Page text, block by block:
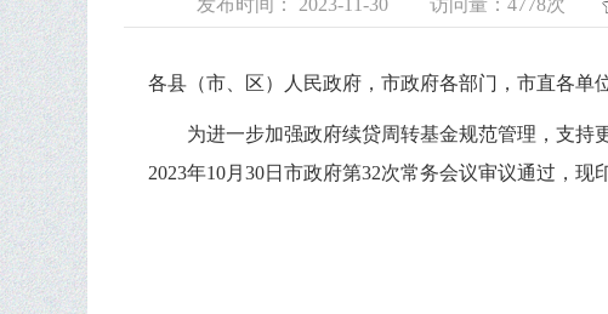
发布时间： 2023-11-30 访问量： 4778次
各县（市、区）人民政府，市政府各部门，市直各单
为进一步加强政府续贷周转基金规范管理，支持
2023年10月 30日市政府第32次常务会议审议通过，现